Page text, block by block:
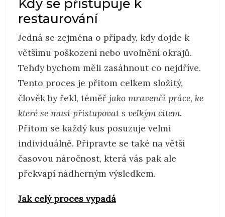
Kdy se přistupuje k
restaurování
Jedná se zejména o případy, kdy dojde k
většímu poškození nebo uvolnění okrajů.
Tehdy bychom měli zasáhnout co nejdříve.
Tento proces je přitom celkem složitý,
člověk by řekl, téměř jako mravenčí práce, ke
které se musí přistupovat s velkým citem.
Přitom se každý kus posuzuje velmi
individuálně. Připravte se také na větší
časovou náročnost, která vás pak ale
překvapí nádherným výsledkem.
Jak celý proces vypadá